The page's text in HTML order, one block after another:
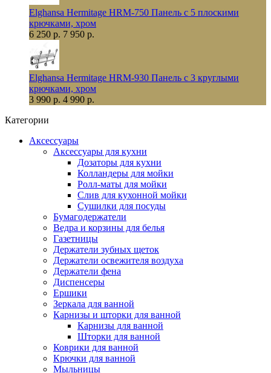
Elghansa Hermitage HRM-750 Панель с 5 плоскими
крючками, хром
6 250 р. 7 950 р.
Elghansa Hermitage HRM-930 Панель с 3 круглыми
крючками, хром
3 990 р. 4 990 р.
Категории
Аксессуары
Аксессуары для кухни
Дозаторы для кухни
Колландеры для мойки
Ролл-маты для мойки
Слив для кухонной мойки
Сушилки для посуды
Бумагодержатели
Ведра и корзины для белья
Газетницы
Держатели зубных щеток
Держатели освежителя воздуха
Держатели фена
Диспенсеры
Ершики
Зеркала для ванной
Карнизы и шторки для ванной
Карнизы для ванной
Шторки для ванной
Коврики для ванной
Крючки для ванной
Мыльницы